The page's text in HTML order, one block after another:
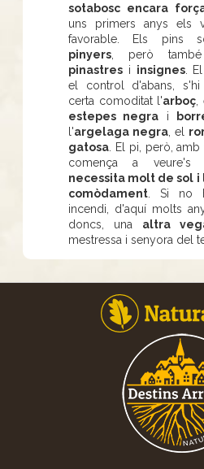
sotabosc encara
uns primers anys els
favorable. Els pins
pinyers , però
pinastres i insignes.
el control d'abans,
certa comoditat l'arboç
estepes negra i
l'argelaga negra, el
gatosa . El pi, però,
comença a
necessita molt de sol
comòdament . Si no
incendi, d'aquí molts
doncs, una altra
mestressa i senyora del